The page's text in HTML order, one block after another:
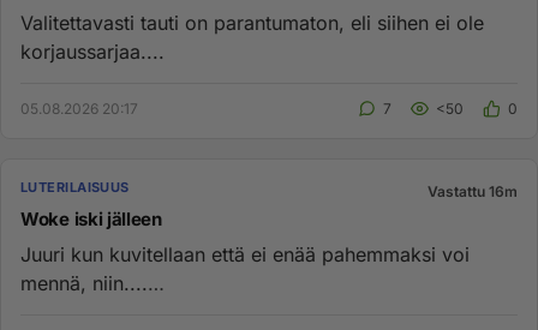
Valitettavasti tauti on parantumaton, eli siihen ei ole
korjaussarjaa....
05.08.2026 20:17 7 <50 0
LUTERILAISUUS Vastattu 16m
Woke iski jälleen
Juuri kun kuvitellaan että ei enää pahemmaksi voi
mennä, niin....